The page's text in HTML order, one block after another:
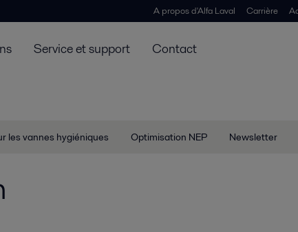
A propos d'Alfa Laval Carrière
Service et support Contact
les vannes hygiéniques Optimisation NEP Newsletter